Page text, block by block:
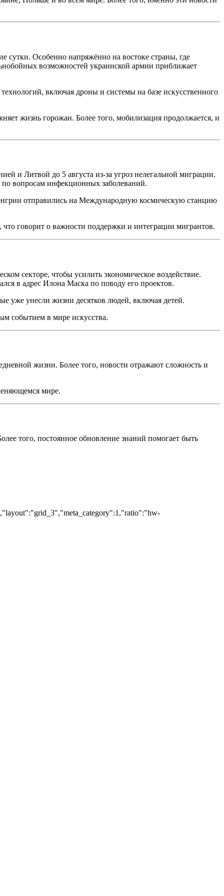
сутки. Особенно напряжённо на востоке страны, где
возможностей украинской армии приближает
включая дроны и системы на базе искусственного
жизнь горожан. Более того, мобилизация продолжается, и
и Литвой до 5 августа из-за угроз нелегальной миграции.
по вопросам инфекционных заболеваний.
отправились на Международную космическую станцию
говорит о важности поддержки и интеграции мигрантов.
секторе, чтобы усилить экономическое воздействие.
в адрес Илона Маска по поводу его проектов.
уже унесли жизни десятков людей, включая детей.
событием в мире искусства.
жизни. Более того, новости отражают сложность и
мире.
того, постоянное обновление знаний помогает быть